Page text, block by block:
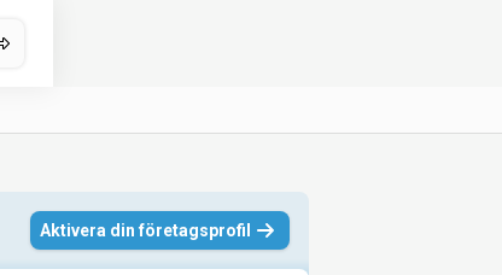
Aktivera din företagsprofil